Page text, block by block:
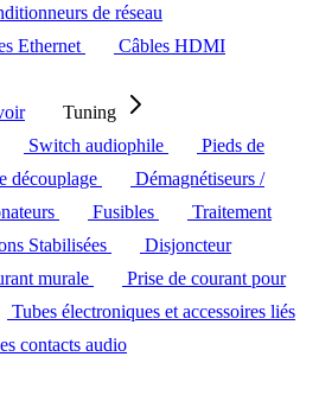
de réseau
Ethernet
Câbles HDMI
Tuning
Switch audiophile
Pieds de
découplage
Démagnétiseurs /
Fusibles
Traitement
Stabilisées
Disjoncteur
murale
Prise de courant pour
Tubes électroniques et accessoires liés
contacts audio